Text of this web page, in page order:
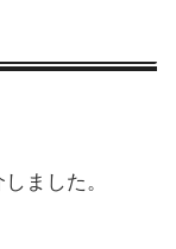
ました。